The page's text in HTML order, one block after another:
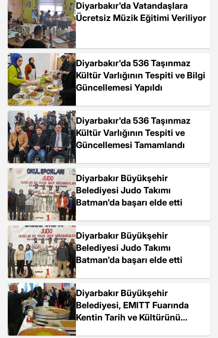
Diyarbakır'da Vatandaşlara
Ücretsiz Müzik Eğitimi Veriliyor
Diyarbakır'da 536 Taşınmaz
Kültür Varlığının Tespiti ve Bilgi
Güncellemesi Yapıldı
Diyarbakır'da 536 Taşınmaz
Kültür Varlığının Tespiti ve
Güncellemesi Tamamlandı
Diyarbakır Büyükşehir
Belediyesi Judo Takımı
Batman'da başarı elde etti
Diyarbakır Büyükşehir
Belediyesi Judo Takımı
Batman'da başarı elde etti
Diyarbakır Büyükşehir
Belediyesi, EMlTT Fuarında
Kentin Tarih ve Kültürünü